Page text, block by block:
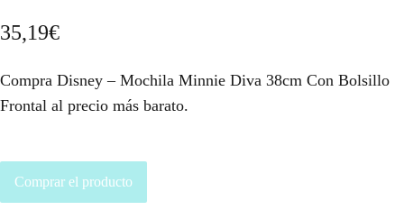
35,19€
Compra Disney – Mochila Minnie Diva 38cm Con Bolsillo
Frontal al precio más barato.
Comprar el producto